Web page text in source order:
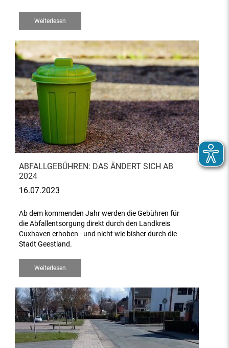
Weiterlesen
ABFALLGEBÜHREN: DAS ÄNDERT SICH AB
2024
16.07.2023
Ab dem kommenden Jahr werden die Gebühren für
die Abfallentsorgung direkt durch den Landkreis
Cuxhaven erhoben - und nicht wie bisher durch die
Stadt Geestland.
Weiterlesen